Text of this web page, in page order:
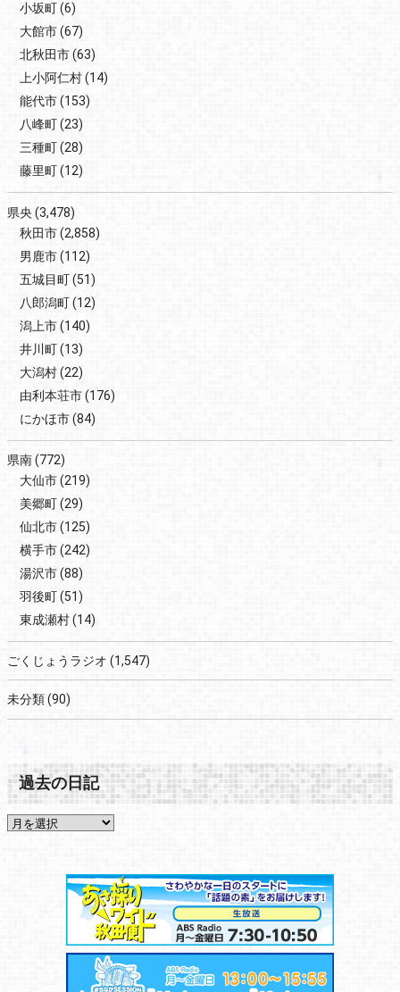
小坂町(6)
大館市(67)
北秋田市(63)
上小阿仁村(14)
能代市(153)
八峰町(23)
三種町(28)
藤里町(12)
県央(3,478)
秋田市(2,858)
男鹿市(112)
五城目町(51)
八郎潟町(12)
潟上市(140)
井川町(13)
大潟村(22)
由利本荘市(176)
にかほ市(84)
県南(772)
大仙市(219)
美郷町(29)
仙北市(125)
横手市(242)
湯沢市(88)
羽後町(51)
東成瀬村(14)
ごくじょうラジオ (1,547)
未分類(90)
過去の日記